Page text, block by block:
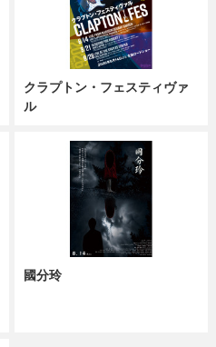
クラプトン・フェスティヴァ
ル
國分玲